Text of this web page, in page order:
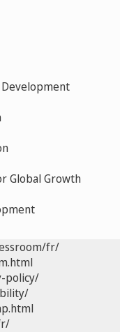
Global Growth
fr/
policy/